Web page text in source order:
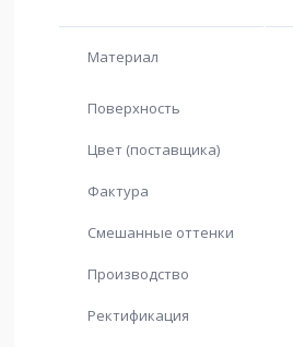
Материал
Поверхность
Цвет (поставщика)
Фактура
Смешанные оттенки
Производство
Ректификация